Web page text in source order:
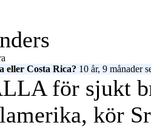
eller Costa Rica? 10 år, 9 månader
för sjukt
kör